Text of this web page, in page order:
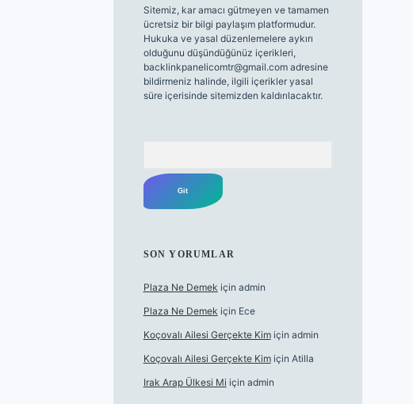
Sitemiz, kar amacı gütmeyen ve tamamen
ücretsiz bir bilgi paylaşım platformudur.
Hukuka ve yasal düzenlemelere aykırı
olduğunu düşündüğünüz içerikleri,
backlinkpanelicomtr@gmail.comadresine
bildirmeniz halinde, ilgili içerikler yasal
süre içerisinde sitemizden kaldırılacaktır.
SON YORUMLAR
Plaza Ne Demek için admin
Plaza Ne Demek için Ece
Koçovalı Ailesi Gerçekte Kimiçin admin
Koçovalı Ailesi Gerçekte Kimiçin Atilla
Irak Arap Ülkesi Mi için admin